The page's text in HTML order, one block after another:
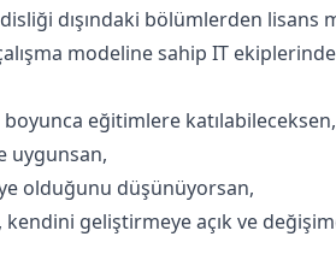
dışındaki bölümlerden
modeline sahip IT
eğitimlere katılabileceksen,
uygunsan,
olduğunu düşünüyorsan,
kendini geliştirmeye açık ve